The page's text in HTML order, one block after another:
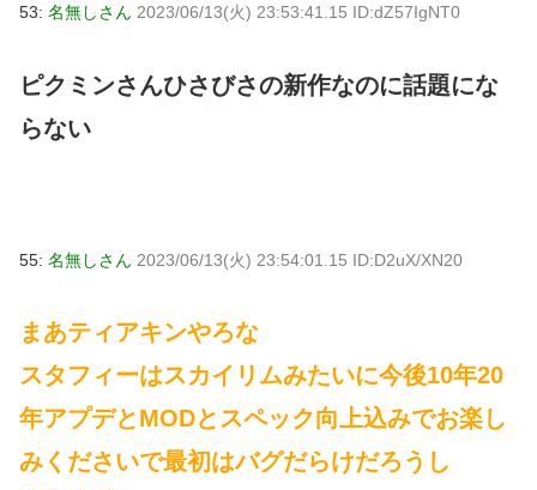
53: 名無しさん 2023/06/13(火) 23:53:41.15 ID:dZ57IgNT0
ピクミンさんひさびさの新作なのに話題にな
らない
55: 名無しさん 2023/06/13(火) 23:54:01.15 ID:D2uX/XN20
まあティアキンやろな
スタフィーはスカイリムみたいに今後10年20
年アプデとMODとスペック向上込みでお楽し
みくださいで最初はバグだらけだろうし